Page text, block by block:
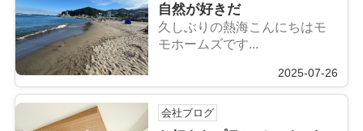
自然が好きだ
久しぶりの熱海こんにちはモ
モホームズです...
2025-07-26
会社ブログ